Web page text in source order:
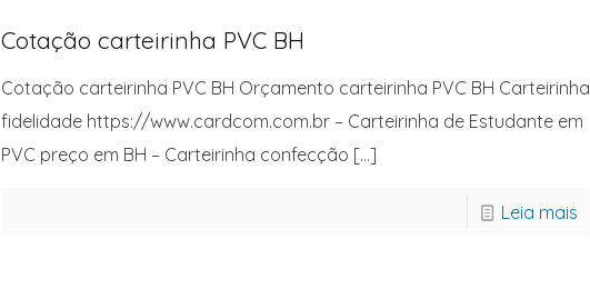
Cotação carteirinha PVC BH
Cotação carteirinha PVC BH Orçamento carteirinha PVC BH Carteirinha
fidelidade https://www.cardcom.com.br – Carteirinha de Estudante em
PVC preço em BH – Carteirinha confecção […]
Leia mais